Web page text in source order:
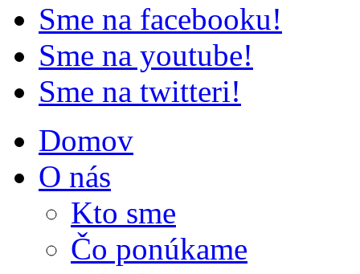
Sme na facebooku!
Sme na youtube!
Sme na twitteri!
Domov
O nás
Kto sme
Čo ponúkame